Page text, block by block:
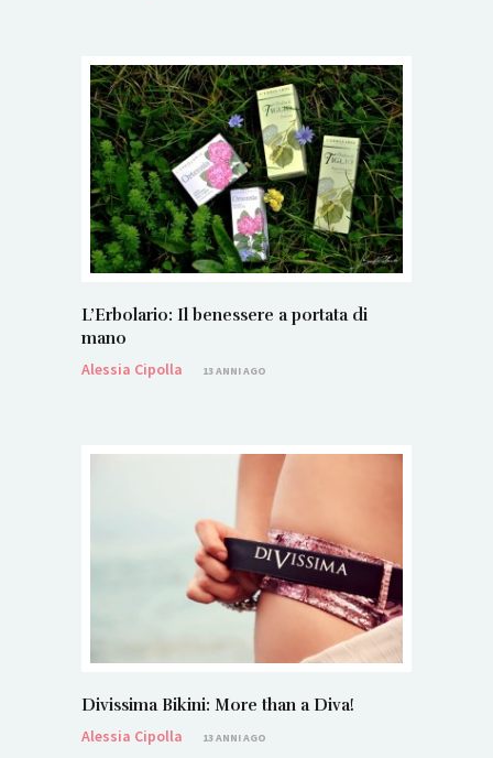
L’Erbolario: Il benessere a portata di
mano
Alessia Cipolla
13 ANNI AGO
Divissima Bikini: More than a Diva!
Alessia Cipolla
13 ANNI AGO